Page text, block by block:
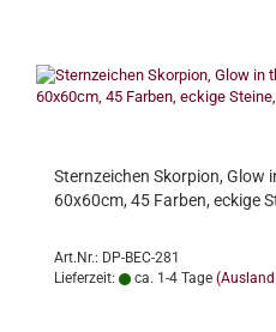
Sternzeichen Skorpion, Glow
60x60cm, 45 Farben, eckige
Art.Nr.: DP-BEC-281
Lieferzeit:
ca. 1-4 Tage